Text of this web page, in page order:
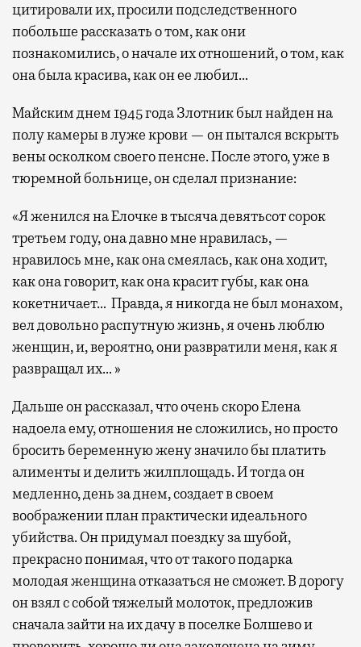
цитировали их, просили подследственного
побольше рассказать о том, как они
познакомились, о начале их отношений, о том, как
она была красива, как он ее любил…
Майским днем 1945 года Злотник был найден на
полу камеры в луже крови — он пытался вскрыть
вены осколком своего пенсне. После этого, уже в
тюремной больнице, он сделал признание:
«Я женился на Елочке в тысяча девятьсот сорок
третьем году, она давно мне нравилась, —
нравилось мне, как она смеялась, как она ходит,
как она говорит, как она красит губы, как она
кокетничает… Правда, я никогда не был монахом,
вел довольно распутную жизнь, я очень люблю
женщин, и, вероятно, они развратили меня, как я
развращал их… »
Дальше он рассказал, что очень скоро Елена
надоела ему, отношения не сложились, но просто
бросить беременную жену значило бы платить
алименты и делить жилплощадь. И тогда он
медленно, день за днем, создает в своем
воображении план практически идеального
убийства. Он придумал поездку за шубой,
прекрасно понимая, что от такого подарка
молодая женщина отказаться не сможет. В дорогу
он взял с собой тяжелый молоток, предложив
сначала зайти на их дачу в поселке Болшево и